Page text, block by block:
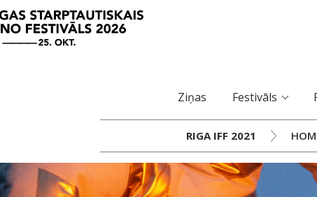
Ziņas Festivāls
RIGA IFF 2021